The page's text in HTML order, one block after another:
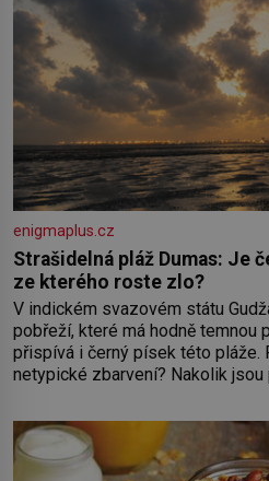
enigmaplus.cz
Strašidelná pláž Dumas: Je
ze kterého roste zlo?
V indickém svazovém státu
pobřeží, které má hodně temnou
přispívá i černý písek této pláže.
netypické zbarvení?